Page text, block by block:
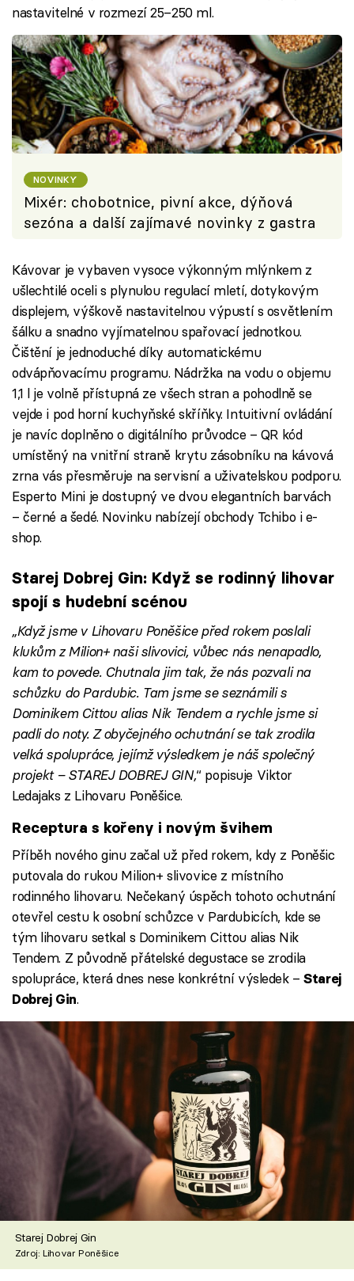
nastavitelné v rozmezí 25–250 ml.
NOVINKY
Mixér: chobotnice, pivní akce, dýňová
sezóna a další zajímavé novinky z gastra
Kávovar je vybaven vysoce výkonným mlýnkem z
ušlechtilé oceli s plynulou regulací mletí, dotykovým
displejem, výškově nastavitelnou výpustí s osvětlením
šálku a snadno vyjímatelnou spařovací jednotkou.
Čištění je jednoduché díky automatickému
odvápňovacímu programu. Nádržka na vodu o objemu
1,1 l je volně přístupná ze všech stran a pohodlně se
vejde i pod horní kuchyňské skříňky. Intuitivní ovládání
je navíc doplněno o digitálního průvodce – QR kód
umístěný na vnitřní straně krytu zásobníku na kávová
zrna vás přesměruje na servisní a uživatelskou podporu.
Esperto Mini je dostupný ve dvou elegantních barvách
– černé a šedé. Novinku nabízejí obchody Tchibo i e-
shop.
Starej Dobrej Gin: Když se rodinný lihovar
spojí s hudební scénou
„Když jsme v Lihovaru Poněšice před rokem poslali
klukům z Milion+ naši slivovici, vůbec nás nenapadlo,
kam to povede. Chutnala jim tak, že nás pozvali na
schůzku do Pardubic. Tam jsme se seznámili s
Dominikem Cittou alias Nik Tendem a rychle jsme si
padli do noty. Z obyčejného ochutnání se tak zrodila
velká spolupráce, jejímž výsledkem je náš společný
projekt – STAREJ DOBREJ GIN,“ popisuje Viktor
Ledajaks z Lihovaru Poněšice.
Receptura s kořeny i novým švihem
Příběh nového ginu začal už před rokem, kdy z Poněšic
putovala do rukou Milion+ slivovice z místního
rodinného lihovaru. Nečekaný úspěch tohoto ochutnání
otevřel cestu k osobní schůzce v Pardubicích, kde se
tým lihovaru setkal s Dominikem Cittou alias Nik
Tendem. Z původně přátelské degustace se zrodila
spolupráce, která dnes nese konkrétní výsledek –Starej
Dobrej Gin.
Starej Dobrej Gin
Zdroj: Lihovar Poněšice